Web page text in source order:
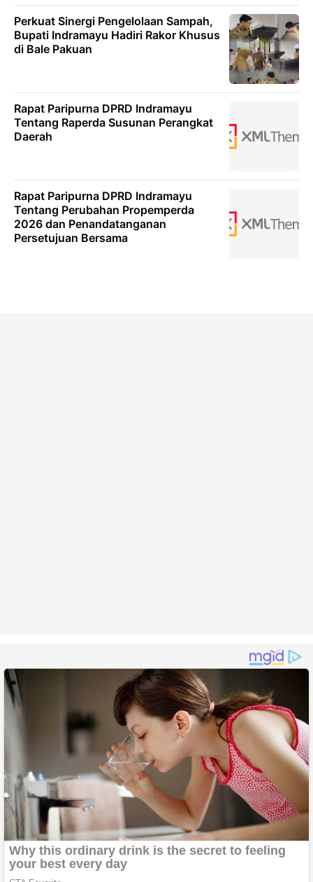
Perkuat Sinergi Pengelolaan Sampah,
Bupati Indramayu Hadiri Rakor Khusus
di Bale Pakuan
Rapat Paripurna DPRD Indramayu
Tentang Raperda Susunan Perangkat
Daerah
Rapat Paripurna DPRD Indramayu
Tentang Perubahan Propemperda
2026 dan Penandatanganan
Persetujuan Bersama